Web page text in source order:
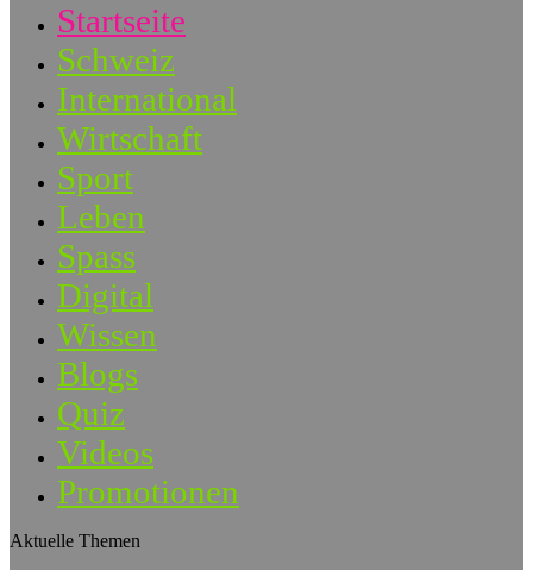
Startseite
Schweiz
International
Wirtschaft
Sport
Leben
Spass
Digital
Wissen
Blogs
Quiz
Videos
Promotionen
Aktuelle Themen